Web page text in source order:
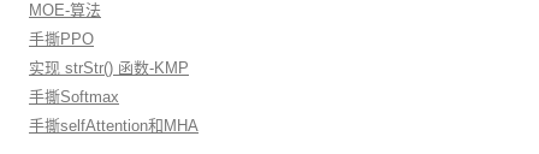
MOE-算法
手撕PPO
实现 strStr() 函数-KMP
手撕Softmax
手撕selfAttention和MHA